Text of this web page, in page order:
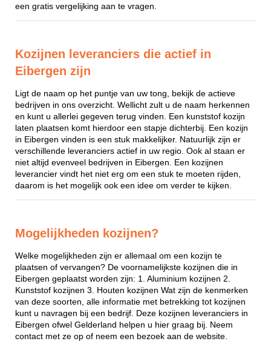
een gratis vergelijking aan te vragen.
Kozijnen leveranciers die actief in
Eibergen zijn
Ligt de naam op het puntje van uw tong, bekijk de actieve
bedrijven in ons overzicht. Wellicht zult u de naam herkennen
en kunt u allerlei gegeven terug vinden. Een kunststof kozijn
laten plaatsen komt hierdoor een stapje dichterbij. Een kozijn
in Eibergen vinden is een stuk makkelijker. Natuurlijk zijn er
verschillende leveranciers actief in uw regio. Ook al staan er
niet altijd evenveel bedrijven in Eibergen. Een kozijnen
leverancier vindt het niet erg om een stuk te moeten rijden,
daarom is het mogelijk ook een idee om verder te kijken.
Mogelijkheden kozijnen?
Welke mogelijkheden zijn er allemaal om een kozijn te
plaatsen of vervangen? De voornamelijkste kozijnen die in
Eibergen geplaatst worden zijn: 1. Aluminium kozijnen 2.
Kunststof kozijnen 3. Houten kozijnen Wat zijn de kenmerken
van deze soorten, alle informatie met betrekking tot kozijnen
kunt u navragen bij een bedrijf. Deze kozijnen leveranciers in
Eibergen ofwel Gelderland helpen u hier graag bij. Neem
contact met ze op of neem een bezoek aan de website.